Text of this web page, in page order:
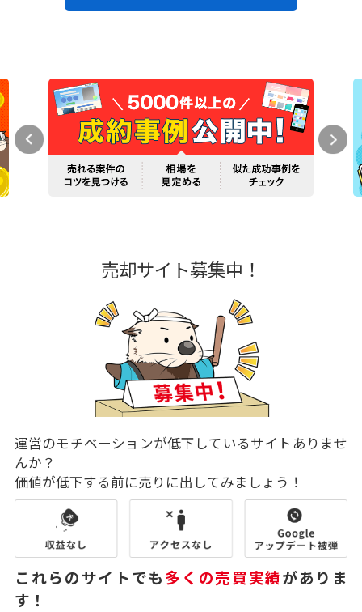
売却サイト募集中！
運営のモチベーションが低下しているサイトありませ
んか？
価値が低下する前に売りに出してみましょう！
これらのサイトでも多くの売買実績がありま
す！